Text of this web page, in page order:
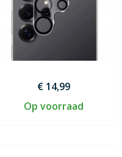
€ 14,99
Op voorraad